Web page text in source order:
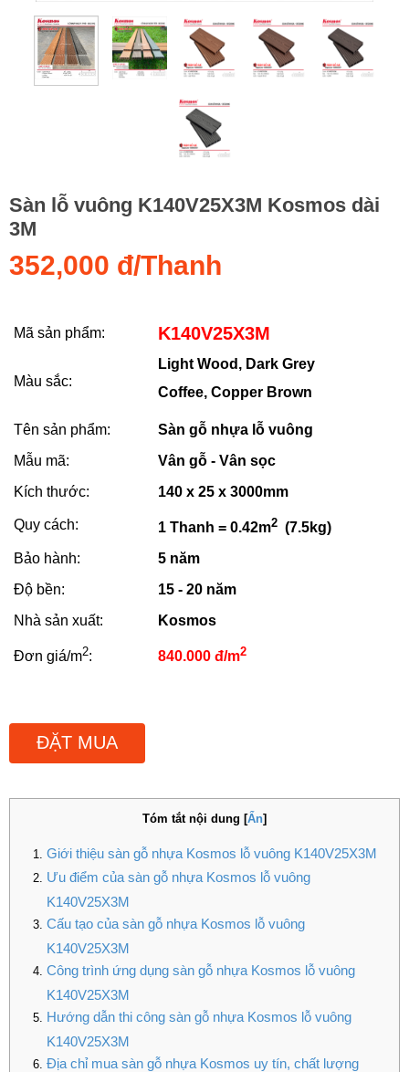
Sàn lỗ vuông K140V25X3M Kosmos dài
3M
352,000 đ/Thanh
Mã sản phẩm: K140V25X3M
Màu sắc:
Light Wood, Dark Grey
Coffee, Copper Brown
Tên sản phẩm:
Sàn gỗ nhựa lỗ vuông
Mẫu mã:
Vân gỗ - Vân sọc
Kích thước:
140 x 25 x 3000mm
Quy cách: 1 Thanh = 0.42m2 (7.5kg)
Bảo hành:
5 năm
Độ bền:
15 - 20 năm
Nhà sản xuất:
Kosmos
Đơn giá/m2: 840.000 đ/m2
ĐẶT MUA
Tóm tắt nội dung [Ẩn]
Giới thiệu sàn gỗ nhựa Kosmos lỗ vuông K140V25X3M
Ưu điểm của sàn gỗ nhựa Kosmos lỗ vuông
K140V25X3M
Cấu tạo của sàn gỗ nhựa Kosmos lỗ vuông
K140V25X3M
Công trình ứng dụng sàn gỗ nhựa Kosmos lỗ vuông
K140V25X3M
Hướng dẫn thi công sàn gỗ nhựa Kosmos lỗ vuông
K140V25X3M
Địa chỉ mua sàn gỗ nhựa Kosmos uy tín, chất lượng